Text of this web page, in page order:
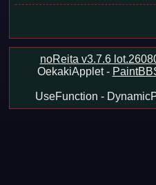
noReita v3.7.6
OekakiApplet -
UseFunction -